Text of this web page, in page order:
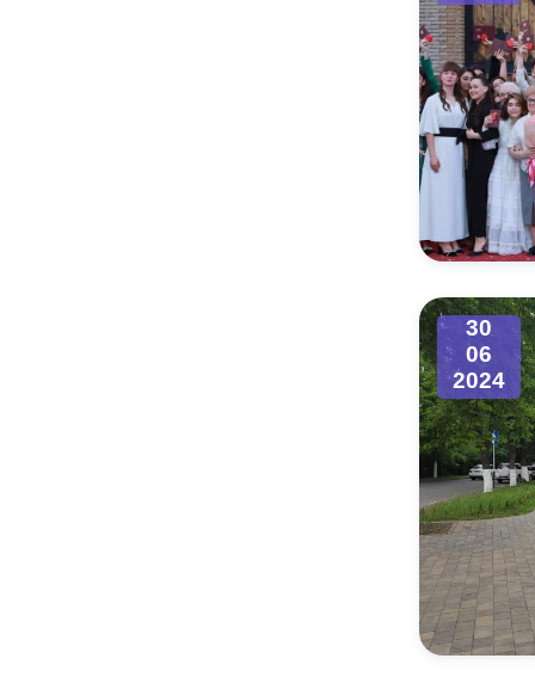
30
06
2024